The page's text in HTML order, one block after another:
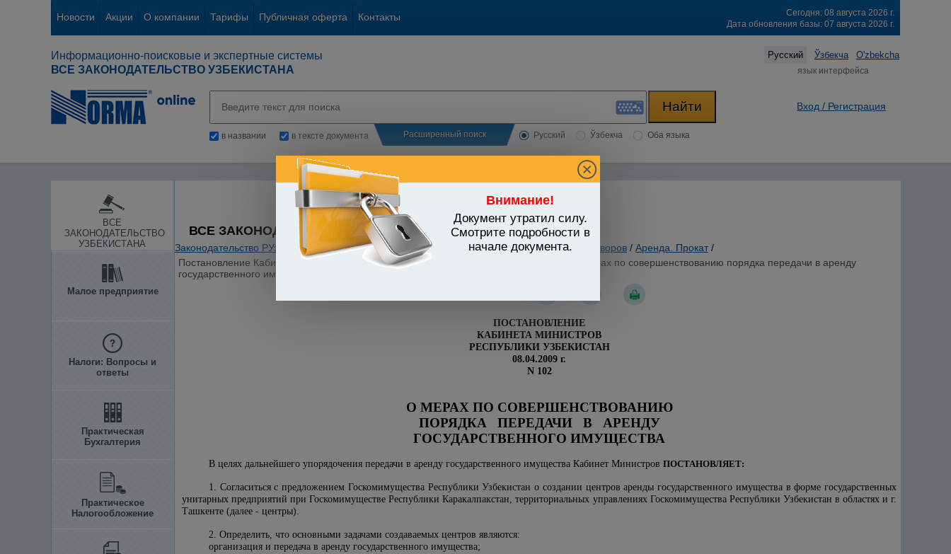
Новости Акции О компании Тарифы Публичная оферта Контакты
Сегодня: 08 августа 2026 г.
Дата обновления базы: 07 августа 2026 г.
Информационно-поисковые и экспертные системы
ВСЕ ЗАКОНОДАТЕЛЬСТВО УЗБЕКИСТАНА
Русский Ўзбекча O'zbekcha
язык интерфейса
в названии в тексте документа Расширенный поиск Русский Ўзбекча Оба языка
Вход / Регистрация
ВСЕ
ЗАКОНОДАТЕЛЬСТВО
УЗБЕКИСТАНА
Малое предприятие
Налоги: Вопросы и
ответы
Практическая
Бухгалтерия
Практическое
Налогообложение
Внимание!
Документ утратил силу.
Смотрите подробности в
начале документа.
ВСЕ ЗАКОНОДАТЕЛЬСТВО УЗБЕКИСТАНА
Законодательство РУз Гражданское и семейное законодательство / Отдельные виды договоров / Аренда. Прокат /
Постановление Кабинета Министров Республики Узбекистан от 08.04.2009 г. N 102 "О мерах по совершенствованию порядка передачи в аренду
государственного имущества"
ПОСТАНОВЛЕНИЕ
КАБИНЕТА МИНИСТРОВ
РЕСПУБЛИКИ УЗБЕКИСТАН
08.04.2009 г.
N 102
О МЕРАХ ПО СОВЕРШЕНСТВОВАНИЮ
ПОРЯДКА
ПЕРЕДАЧИ В
АРЕНДУ
ГОСУДАРСТВЕННОГО ИМУЩЕСТВА
В целях дальнейшего упорядочения передачи в аренду государственного имущества Кабинет Министров ПОСТАНОВЛЯЕТ:
1. Согласиться с предложением Госкомимущества Республики Узбекистан о создании центров аренды государственного имущества в форме государственных
унитарных предприятий при Госкомимуществе Республики Каракалпакстан, территориальных управлениях Госкомимущества Республики Узбекистан в областях и г.
Ташкенте (далее - центры).
2. Определить, что основными задачами создаваемых центров являются:
организация и передача в аренду государственного имущества;